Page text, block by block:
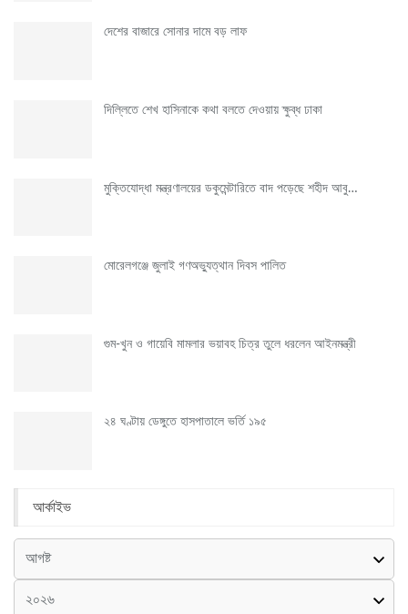
দেশের বাজারে সোনার দামে বড় লাফ
দিল্লিতে শেখ হাসিনাকে কথা বলতে দেওয়ায় ক্ষুব্ধ ঢাকা
মুক্তিযোদ্ধা মন্ত্রণালয়ের ডকুমেন্টারিতে বাদ পড়েছে শহীদ আবু…
মোরেলগঞ্জে জুলাই গণঅভ্যুত্থান দিবস পালিত
গুম-খুন ও গায়েবি মামলার ভয়াবহ চিত্র তুলে ধরলেন আইনমন্ত্রী
২৪ ঘণ্টায় ডেঙ্গুতে হাসপাতালে ভর্তি ১৯৫
আর্কাইভ